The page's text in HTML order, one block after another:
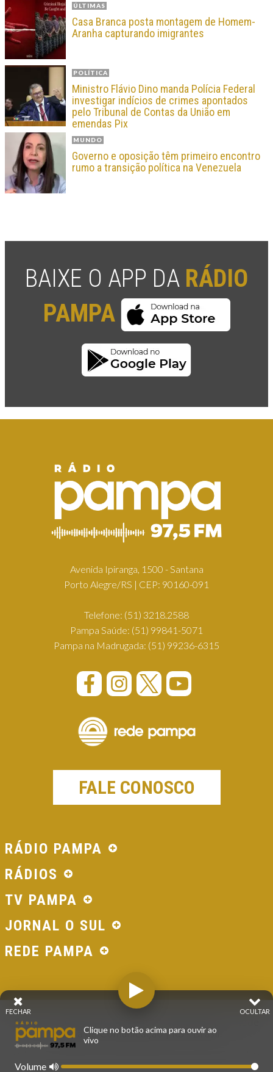
ÚLTIMAS
Casa Branca posta montagem de Homem-
Aranha capturando imigrantes
POLÍTICA
Ministro Flávio Dino manda Polícia Federal
investigar indícios de crimes apontados
pelo Tribunal de Contas da União em
emendas Pix
MUNDO
Governo e oposição têm primeiro encontro
rumo a transição política na Venezuela
BAIXE O APP DA RÁDIO
PAMPA
Avenida Ipiranga, 1500 - Santana
Porto Alegre/RS | CEP: 90160-091
Telefone: (51) 3218.2588
Pampa Saúde: (51) 99841-5071
Pampa na Madrugada: (51) 99236-6315
FALE CONOSCO
RÁDIO PAMPA
RÁDIOS
TV PAMPA
JORNAL O SUL
REDE PAMPA
© 2026 - Direitos Reservados - Rádio Pampa - Rede
Pampa de Comunicação | RS - Brasil.
OCULTAR
FECHAR
Clique no botão acima para ouvir ao
vivo
Volume